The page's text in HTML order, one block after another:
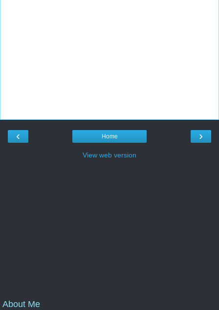
‹ ›
Home
View web version
About Me